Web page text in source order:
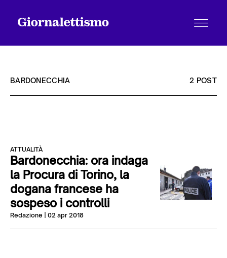
Chi siamo
Contatti
BARDONECCHIA 2 POST
ATTUALITÀ
Bardonecchia: ora indaga
la Procura di Torino, la
dogana francese ha
sospeso i controlli
Redazione | 02 apr 2018